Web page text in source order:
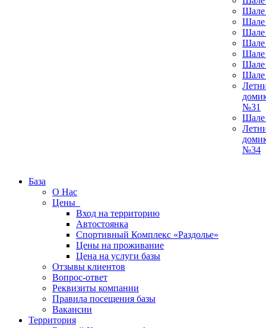
№31
№34
База
О Нас
Цены
Вход на территорию
Автостоянка
Спортивный Комплекс «Раздолье»
Цены на проживание
Цена на услуги базы
Отзывы клиентов
Вопрос-ответ
Реквизиты компании
Правила посещения базы
Вакансии
Территория